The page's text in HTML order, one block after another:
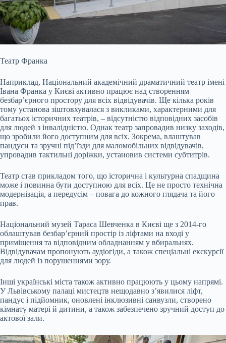
Театр Франка
Наприклад, Національний академічний драматичний театр імені
Івана Франка у Києві активно працює над створенням
безбар’єрного простору для всіх відвідувачів. Ще кілька років
тому установа зіштовхувалася з викликами, характерними для
багатьох історичних театрів, – відсутністю відповідних засобів
для людей з інвалідністю. Однак театр запровадив низку заходів,
що зробили його доступним для всіх. Зокрема, влаштував
пандуси та зручні під’їзди для маломобільних відвідувачів,
упровадив тактильні доріжки, установив системи субтитрів.
Театр став прикладом того, що історична і культурна спадщина
може і повинна бути доступною для всіх. Це не просто технічна
модернізація, а передусім – повага до кожного глядача та його
прав.
Національний музей Тараса Шевченка в Києві ще з 2014-го
облаштував безбар’єрний простір із ліфтами на вході у
приміщення та відповідним обладнанням у вбиральнях.
Відвідувачам пропонують аудіогіди, а також спеціальні екскурсії
для людей із порушеннями зору.
Інші українські міста також активно працюють у цьому напрямі.
У Львівському палаці мистецтв нещодавно з’явилися ліфт,
пандус і підйомник, оновлені інклюзивні санвузли, створено
кімнату матері й дитини, а також забезпечено зручний доступ до
актової зали.